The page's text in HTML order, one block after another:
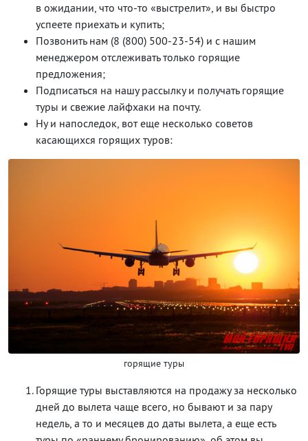
в ожидании, что что-то «выстрелит», и вы быстро
успеете приехать и купить;
Позвонить нам (8 (800) 500-23-54) и с нашим
менеджером отслеживать только горящие
предложения;
Подписаться на нашу рассылку и получать горящие
туры и свежие лайфхаки на почту.
Ну и напоследок, вот еще несколько советов
касающихся горящих туров:
горящие туры
Горящие туры выставляются на продажу за несколько
дней до вылета чаще всего, но бывают и за пару
недель, а то и месяцев до даты вылета, а еще есть